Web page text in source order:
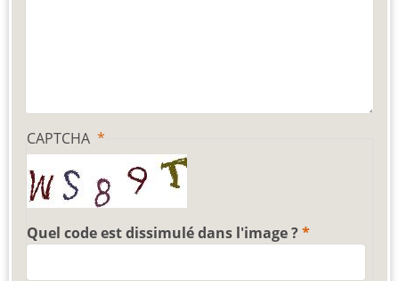
CAPTCHA
Quel code est dissimulé dans l'image ?